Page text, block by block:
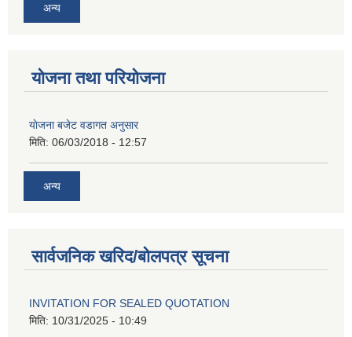
अन्य
योजना तथा परियोजना
याेजना बजेट वडागत अनुसार
मिति: 06/03/2018 - 12:57
अन्य
सार्वजनिक खरिद/बोलपत्र सूचना
INVITATION FOR SEALED QUOTATION
मिति: 10/31/2025 - 10:49